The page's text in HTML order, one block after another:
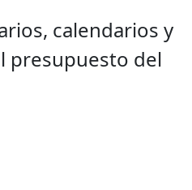
calendarios y
presupuesto del